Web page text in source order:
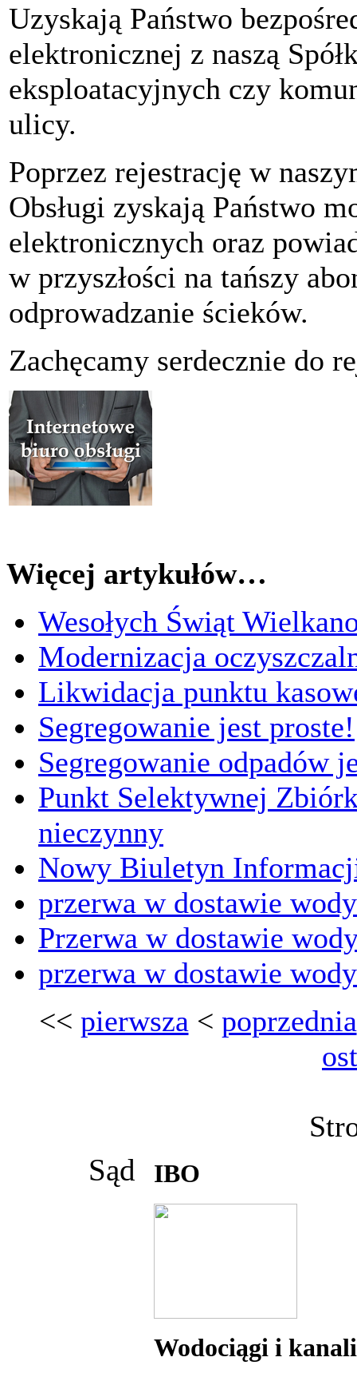
Uzyskają Państwo
elektronicznej z naszą
eksploatacyjnych czy
ulicy.
Poprzez rejestrację w
Obsługi zyskają Państwo
elektronicznych oraz
w przyszłości na tańszy
odprowadzanie ścieków.
Zachęcamy serdecznie do
Więcej artykułów…
Wesołych Świąt
Modernizacja
Likwidacja punktu
Segregowanie jest proste!
Segregowanie odpadów
Punkt Selektywnej
nieczynny
Nowy Biuletyn
przerwa w dostawie wody
Przerwa w dostawie
przerwa w dostawie wody
<< pierwsza < poprzednia
IBO
Wodociągi i
Sąd